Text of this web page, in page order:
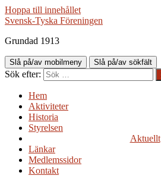
Hoppa till innehållet
Svensk-Tyska Föreningen
Grundad 1913
Slå på/av mobilmeny Slå på/av sökfält
Sök efter:
Hem
Aktiviteter
Historia
Styrelsen
Aktuellt
Länkar
Medlemssidor
Kontakt